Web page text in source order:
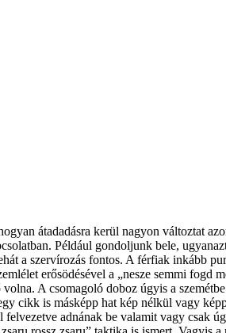
átadadásra kerül nagyon változtat
Például gondoljunk bele,
a szervírozás fontos. A férfiak inkább
erősödésével a „nesze semmi
A csomagoló doboz úgyis a
cikk is másképp hat kép nélkül vagy
adnának be valamit vagy csak